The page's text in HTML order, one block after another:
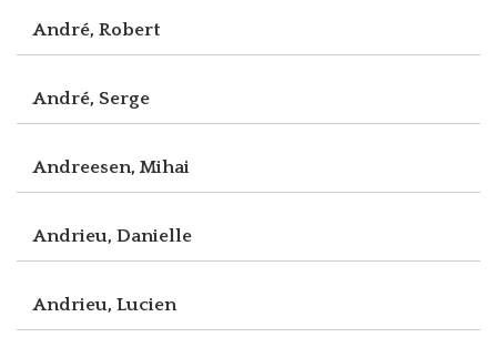
André, Robert
André, Serge
Andreesen, Mihai
Andrieu, Danielle
Andrieu, Lucien